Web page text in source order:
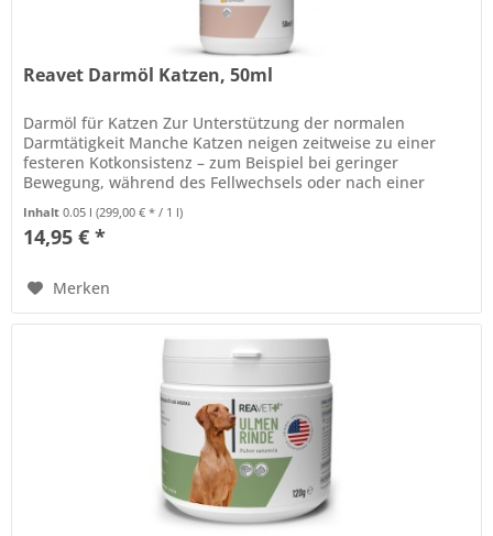
Reavet Darmöl Katzen, 50ml
Darmöl für Katzen Zur Unterstützung der normalen
Darmtätigkeit Manche Katzen neigen zeitweise zu einer
festeren Kotkonsistenz – zum Beispiel bei geringer
Bewegung, während des Fellwechsels oder nach einer
Inhalt0.05 l(299,00 € * / 1 l)
14,95 € *
Merken